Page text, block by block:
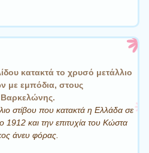
κατακτά το χρυσό μετάλλιο
με εμπόδια, στους
στίβου που κατακτά η Ελλάδα σε
και την επιτυχία του Κώστα
άνευ φόρας.